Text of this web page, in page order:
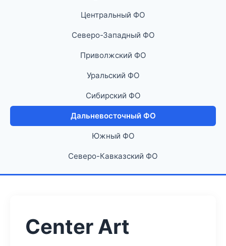
Центральный ФО
Северо-Западный ФО
Приволжский ФО
Уральский ФО
Сибирский ФО
Дальневосточный ФО
Южный ФО
Северо-Кавказский ФО
Center Art